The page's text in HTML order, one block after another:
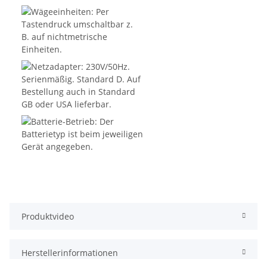
Produktvideo
Herstellerinformationen